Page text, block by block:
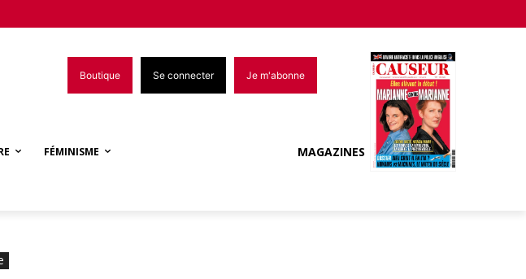
Boutique Se connecter Je m'abonne
FÉMINISME MAGAZINES